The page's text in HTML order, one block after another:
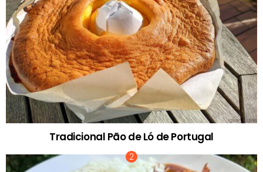
Tradicional Pão de Ló de Portugal